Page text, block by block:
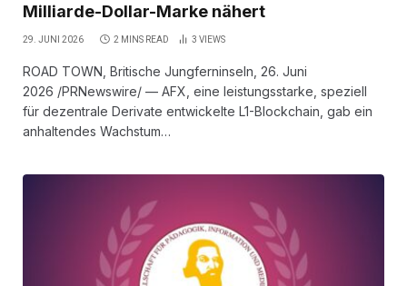
Milliarde-Dollar-Marke nähert
29. JUNI 2026 2 MINS READ 3 VIEWS
ROAD TOWN, Britische Jungferninseln, 26. Juni
2026 /PRNewswire/ — AFX, eine leistungsstarke, speziell
für dezentrale Derivate entwickelte L1-Blockchain, gab ein
anhaltendes Wachstum…